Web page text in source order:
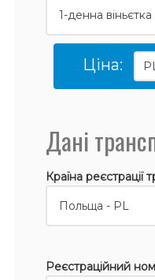
Ціна:
Дані
Країна реєстрації
Реєстраційний